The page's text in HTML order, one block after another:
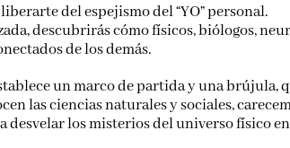
del espejismo del “YO” personal.
descubrirás cómo físicos, biólogos,
de los demás.
un marco de partida y una
las ciencias naturales y sociales,
desvelar los misterios del universo físico